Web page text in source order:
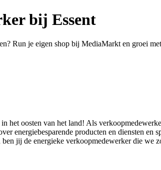
bij Essent
Run je eigen shop bij MediaMarkt en groei
het oosten van het land! Als
energiebesparende producten en diensten
jij de energieke verkoopmedewerker die we